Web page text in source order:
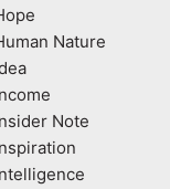
Nature
Note